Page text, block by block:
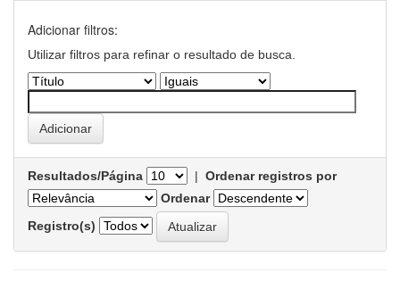
Adicionar filtros:
Utilizar filtros para refinar o resultado de busca.
Resultados/Página | Ordenar registros por
Ordenar
Registro(s)